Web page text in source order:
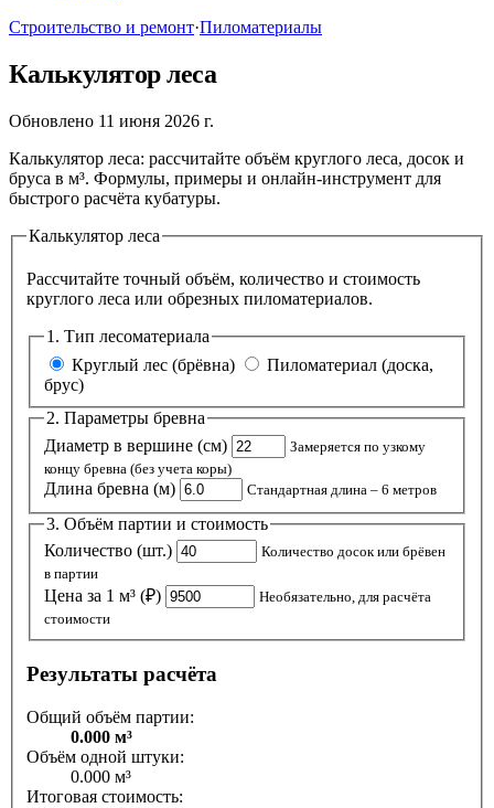
Строительство и ремонт·Пиломатериалы
Калькулятор леса
Обновлено 11 июня 2026 г.
Калькулятор леса: рассчитайте объём круглого леса, досок и
бруса в м³. Формулы, примеры и онлайн-инструмент для
быстрого расчёта кубатуры.
Калькулятор леса
Рассчитайте точный объём, количество и стоимость
круглого леса или обрезных пиломатериалов.
1. Тип лесоматериала
Круглый лес (брёвна)
брус)
2. Параметры бревна
Диаметр в вершине (см)
Замеряется по узкому
концу бревна (без учета коры)
Длина бревна (м) Стандартная длина – 6 метров
3. Объём партии и стоимость
Количество (шт.)
Количество досок или брёвен
в партии
Цена за 1 м³ (₽)
Необязательно, для расчёта
стоимости
Результаты расчёта
Общий объём партии:
0.000 м³
Объём одной штуки:
0.000 м³
Итоговая стоимость: